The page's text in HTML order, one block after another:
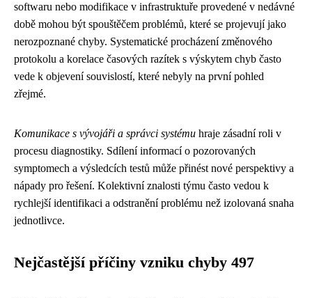
softwaru nebo modifikace v infrastruktuře provedené v nedávné
době mohou být spouštěčem problémů, které se projevují jako
nerozpoznané chyby. Systematické procházení změnového
protokolu a korelace časových razítek s výskytem chyb často
vede k objevení souvislostí, které nebyly na první pohled
zřejmé.
Komunikace s vývojáři a správci systému hraje zásadní roli v
procesu diagnostiky. Sdílení informací o pozorovaných
symptomech a výsledcích testů může přinést nové perspektivy a
nápady pro řešení. Kolektivní znalosti týmu často vedou k
rychlejší identifikaci a odstranění problému než izolovaná snaha
jednotlivce.
Nejčastější příčiny vzniku chyby 497